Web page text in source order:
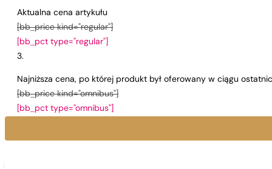
Aktualna cena artykułu
[bb_price kind="regular"]
[bb_pct type="regular"]
Najniższa cena, po której produkt był oferowany w ciągu
[bb_price kind="omnibus"]
[bb_pct type="omnibus"]